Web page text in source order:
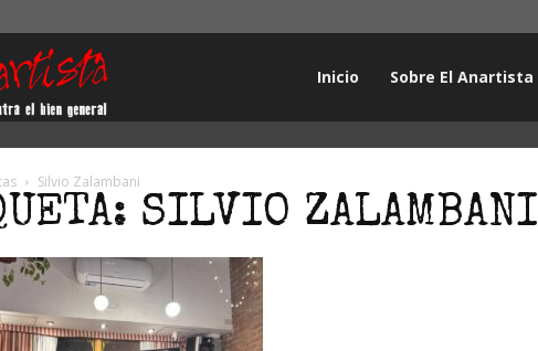
Inicio Sobre El Anartista
Silvio Zalambani
SILVIO ZALAMBANI